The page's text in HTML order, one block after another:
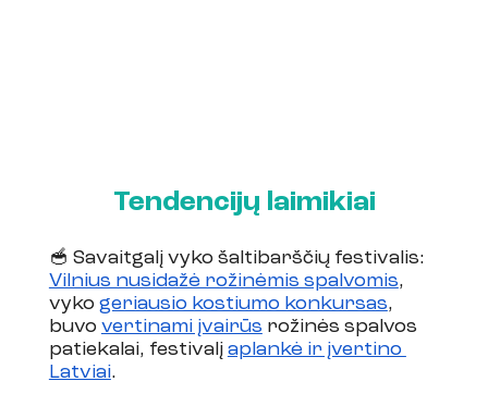
Tendencijų laimikiai
🥣 Savaitgalį vyko šaltibarščių festivalis:
Vilnius nusidažė rožinėmis spalvomis,
vyko geriausio kostiumo konkursas,
buvo vertinami įvairūs rožinės spalvos
patiekalai, festivalį aplankė ir įvertino
Latviai.